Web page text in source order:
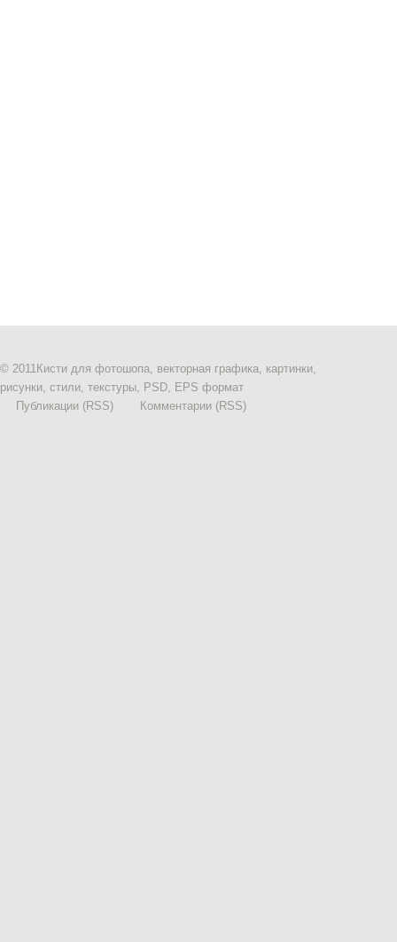
© 2011Кисти для фотошопа, векторная графика, картинки,
рисунки, стили, текстуры, PSD, EPS формат
Публикации (RSS)
Комментарии (RSS)